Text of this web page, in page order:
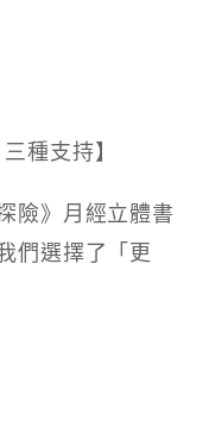
種支持】
險》月經立體書
們選擇了「更